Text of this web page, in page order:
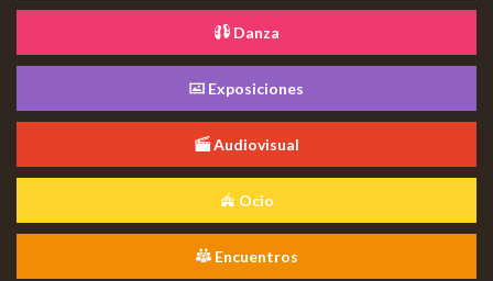
Danza
Exposiciones
Audiovisual
Ocio
Encuentros